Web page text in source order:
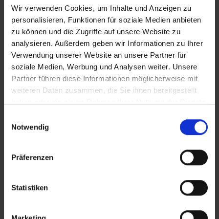
Wir verwenden Cookies, um Inhalte und Anzeigen zu
personalisieren, Funktionen für soziale Medien anbieten
zu können und die Zugriffe auf unsere Website zu
analysieren. Außerdem geben wir Informationen zu Ihrer
Verwendung unserer Website an unsere Partner für
soziale Medien, Werbung und Analysen weiter. Unsere
Partner führen diese Informationen möglicherweise mit
weiteren Daten zusammen, die Sie ihnen bereitgestellt
Notwendig
Präferenzen
Statistiken
Spanien – Playa del Ingles
Rural Hacienda del Buen Suceso
Spanien – Arucas
Gran Canaria (Kanaren)